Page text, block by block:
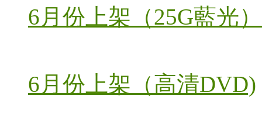
6月份上架（25G藍光）
6月份上架（高清DVD)